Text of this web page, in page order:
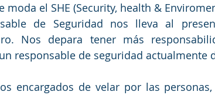
el SHE (Security, health &
de Seguridad nos lleva al
Nos depara tener más
responsable de seguridad actualmente
encargados de velar por las